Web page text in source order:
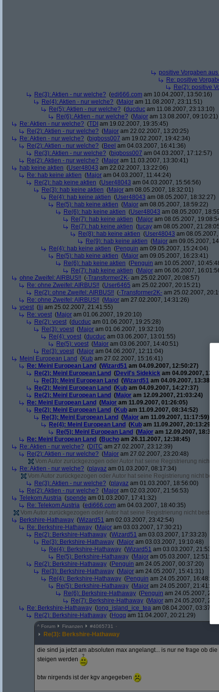
positive Vorgaben
Re: positive
Re(2): positive
Re(3): Aktien - nur welche? (edi666.com am 10.04.2007, 13:50:16)
Re(4): Aktien - nur welche? (Major am 11.08.2007, 23:11:51)
Re(5): Aktien - nur welche? (ducduc am 11.08.2007, 23:13:10)
Re(6): Aktien - nur welche? (Major am 13.08.2007, 09:10:21)
Re: Aktien - nur welche? (TDI am 19.02.2007, 19:35:45)
Re(2): Aktien - nur welche? (Major am 22.02.2007, 13:20:25)
Re: Aktien - nur welche? (bigboss007 am 19.02.2007, 19:42:34)
Re(2): Aktien - nur welche? (Beel am 04.03.2007, 16:41:36)
Re(3): Aktien - nur welche? (bigboss007 am 04.03.2007, 17:12:57)
Re(2): Aktien - nur welche? (Major am 11.03.2007, 13:30:41)
hab keine aktien (User48043 am 22.02.2007, 13:22:06)
Re: hab keine aktien (Major am 04.03.2007, 11:44:24)
Re(2): hab keine aktien (User48043 am 04.03.2007, 15:56:56)
Re(3): hab keine aktien (Major am 08.05.2007, 18:32:01)
Re(4): hab keine aktien (User48043 am 08.05.2007, 18:32:27)
Re(5): hab keine aktien (Major am 08.05.2007, 18:59:22)
Re(6): hab keine aktien (User48043 am 08.05.2007,
Re(7): hab keine aktien (Major am 08.05.2007,
Re(7): hab keine aktien (tucay am 08.05.2007,
Re(8): hab keine aktien (User48043 am
Re(9): hab keine aktien (Major am 09.05.2007,
Re(4): hab keine aktien (Penguin am 09.05.2007, 15:24:04)
Re(5): hab keine aktien (Major am 09.05.2007, 16:23:41)
Re(6): hab keine aktien (Penguin am 10.05.2007,
Re(7): hab keine aktien (Major am 06.06.2007,
ohne Zweifel: AIRBUS!! (-Transformer2K- am 25.02.2007, 20:08:57)
Re: ohne Zweifel: AIRBUS!! (User6465 am 25.02.2007, 20:15:21)
Re(2): ohne Zweifel: AIRBUS!! (-Transformer2K- am 25.02.2007,
Re: ohne Zweifel: AIRBUS!! (Major am 27.02.2007, 14:31:26)
voest ( lij am 25.02.2007, 21:41:55)
Re: voest (Major am 01.06.2007, 19:20:10)
Re(2): voest (ducduc am 01.06.2007, 19:25:28)
Re(3): voest (Major am 01.06.2007, 19:32:10)
Re(4): voest (ducduc am 03.06.2007, 13:01:55)
Re(5): voest (Major am 03.06.2007, 14:40:51)
Re(3): voest (Major am 04.06.2007, 12:11:04)
Meinl European Land (Kub am 27.02.2007, 15:16:41)
Re: Meinl European Land (Wizard51 am 04.09.2007, 12:50:27)
Re(2): Meinl European Land (Devil's Sidekick am 04.09.2007,
Re(3): Meinl European Land (Wizard51 am 04.09.2007,
Re(2): Meinl European Land (Kub am 04.09.2007, 14:27:37)
Re(2): Meinl European Land (Major am 12.09.2007, 21:03:24)
Re: Meinl European Land (Major am 11.09.2007, 01:26:05)
Re(2): Meinl European Land (Kub am 11.09.2007, 08:34:52)
Re(3): Meinl European Land (Major am 11.09.2007, 11:17:59)
Re(4): Meinl European Land (Kub am 11.09.2007, 20:13:29)
Re(5): Meinl European Land (Major am 12.09.2007,
Re: Meinl European Land (Bucho am 26.11.2007, 12:38:45)
Re: Aktien - nur welche? (DITC am 27.02.2007, 23:12:39)
Re(2): Aktien - nur welche? (Major am 27.02.2007, 23:20:48)
Vom Autor zurückgezogen oder Autor hat seine Registrierung nicht
Re: Aktien - nur welche? (playaz am 01.03.2007, 08:17:34)
Vom Autor zurückgezogen oder Autor hat seine Registrierung nicht
Re(3): Aktien - nur welche? (playaz am 01.03.2007, 18:56:00)
Re(2): Aktien - nur welche? (Major am 02.03.2007, 21:56:53)
Telekom Austria (spende am 01.03.2007, 17:41:32)
Re: Telekom Austria (edi666.com am 04.03.2007, 18:40:35)
Vom Autor zurückgezogen oder Autor hat seine Registrierung nicht
Berkshire-Hathaway (Wizard51 am 02.03.2007, 23:42:54)
Re: Berkshire-Hathaway (Major am 03.03.2007, 17:30:21)
Re(2): Berkshire-Hathaway (Wizard51 am 03.03.2007, 17:33:23)
Re(3): Berkshire-Hathaway (Major am 03.03.2007, 19:10:48)
Re(4): Berkshire-Hathaway (Wizard51 am 03.03.2007,
Re(5): Berkshire-Hathaway (Major am 05.03.2007, 12:51:03)
Re(2): Berkshire-Hathaway (Penguin am 24.05.2007, 00:37:20)
Re(3): Berkshire-Hathaway (Major am 24.05.2007, 15:41:31)
Re(4): Berkshire-Hathaway (Penguin am 24.05.2007, 16:48:41)
Re(5): Berkshire-Hathaway (Major am 24.05.2007, 21:41:11)
Re(6): Berkshire-Hathaway (Penguin am 24.05.2007,
Re(7): Berkshire-Hathaway (Major am 24.05.2007,
Re: Berkshire-Hathaway ( long_island_ice_tea am 08.04.2007,
Re(2): Berkshire-Hathaway (Hoqq am 11.04.2007, 20:21:29)
^ Forum Finanzen #4065731
Re(3): Berkshire-Hathaway
die sind ja jetzt am absoluten max angelangt... is nur ne frage ob
steigen werden
btw nirgends ist der kgv angegeben